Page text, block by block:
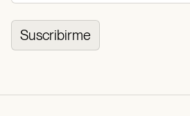
Suscribirme